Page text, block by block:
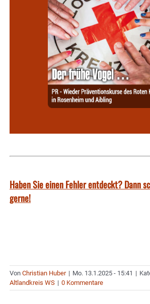
Haben Sie einen Fehler entdeckt? Dann
gerne!
Von Christian Huber | Mo. 13.1.2025 - 15:41 |
Altlandkreis WS | 0 Kommentare